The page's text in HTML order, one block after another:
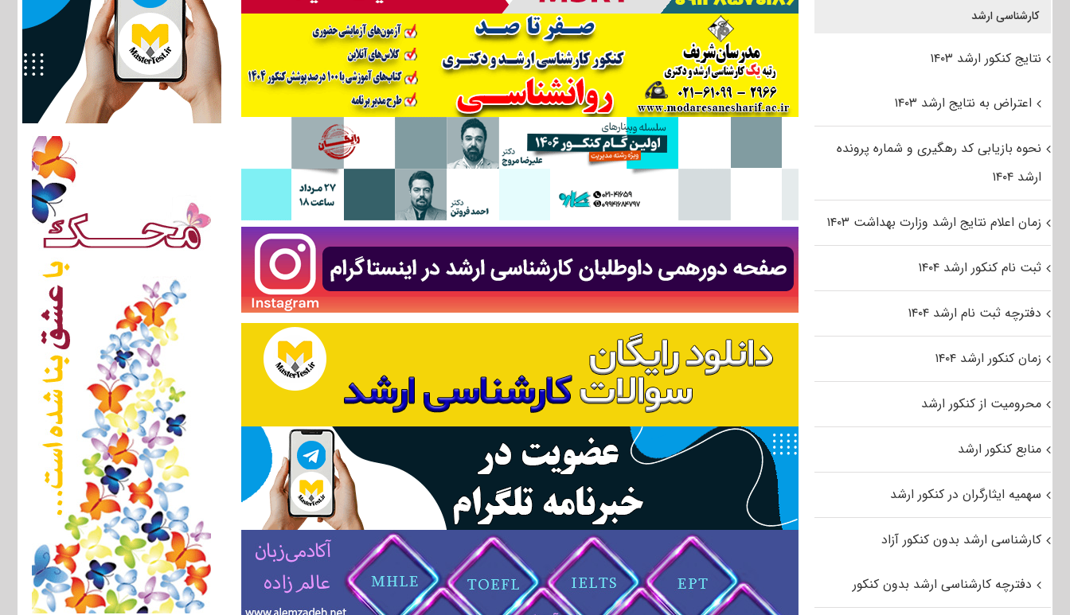
کارشناسی ارشد
نتایج کنکور ارشد ۱۴۰۳
اعتراض به نتایج ارشد ۱۴۰۳
نحوه بازیابی کد رهگیری و شماره پرونده
ارشد ۱۴۰۴
زمان اعلام نتایج ارشد وزارت بهداشت ۱۴۰۳
ثبت نام کنکور ارشد ۱۴۰۴
دفترچه ثبت نام ارشد ۱۴۰۴
زمان کنکور ارشد ۱۴۰۴
محرومیت از کنکور ارشد
منابع کنکور ارشد
سهمیه ایثارگران در کنکور ارشد
کارشناسی ارشد بدون کنکور آزاد
دفترچه کارشناسی ارشد بدون کنکور